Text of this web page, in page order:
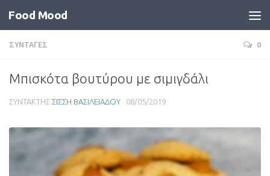
Food Mood
ΣΥΝΤΑΓΕΣ 0
Μπισκότα βουτύρου με σιμιγδάλι
ΣΥΝΤΑΚΤΗΣ ΣΙΣΣΗ ΒΑΣΙΛΕΙΑΔΟΥ · 08/05/2019